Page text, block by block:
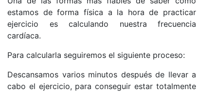
estamos de forma física a la hora de practicar
ejercicio es calculando nuestra frecuencia
cardíaca.
Para calcularla seguiremos el siguiente proceso:
Descansamos varios minutos después de llevar a
cabo el ejercicio, para conseguir estar totalmente